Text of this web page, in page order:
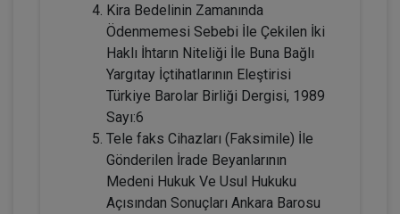
Adi Ortaklıkların Kazanç Paylaşma
Amacı Gütmeyen Faaliyetleri Konusunda
Yanılgılar Video Eğitimi
300 TL
Tüketici Hukuku Enstitüsü
Kira Bedelinin Zamanında
Ödenmemesi Sebebi İle Çekilen İki
Haklı İhtarın Niteliği İle Buna Bağlı
Yargıtay İçtihatlarının Eleştirisi
Türkiye Barolar Birliği Dergisi, 1989
Sayı:6
Tele faks Cihazları (Faksimile) İle
Gönderilen İrade Beyanlarının
Medeni Hukuk Ve Usul Hukuku
Açısından Sonuçları Ankara Barosu